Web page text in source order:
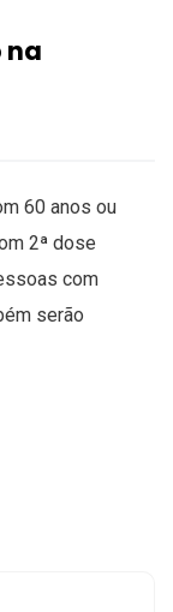
na
60 anos ou
2ª dose
com
serão